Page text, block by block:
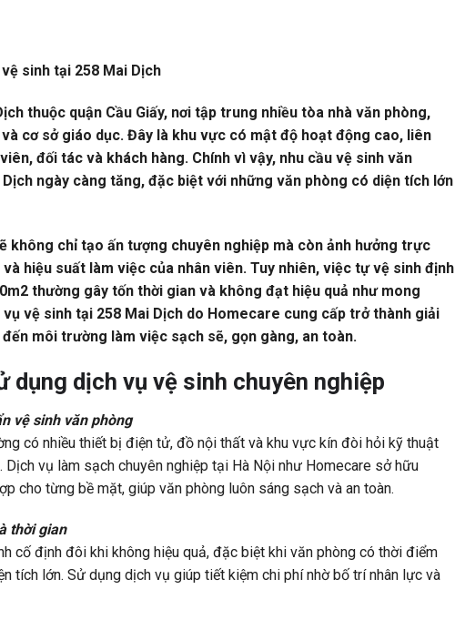
sinh tại 258 Mai Dịch
thuộc quận Cầu Giấy, nơi tập trung nhiều tòa nhà văn phòng,
cơ sở giáo dục. Đây là khu vực có mật độ hoạt động cao, liên
đối tác và khách hàng. Chính vì vậy, nhu cầu vệ sinh văn
ngày càng tăng, đặc biệt với những văn phòng có diện tích lớn
không chỉ tạo ấn tượng chuyên nghiệp mà còn ảnh hưởng trực
hiệu suất làm việc của nhân viên. Tuy nhiên, việc tự vệ sinh định
thường gây tốn thời gian và không đạt hiệu quả như mong
vụ vệ sinh tại 258 Mai Dịch do Homecare cung cấp trở thành giải
môi trường làm việc sạch sẽ, gọn gàng, an toàn.
dụng dịch vụ vệ sinh chuyên nghiệp
vệ sinh văn phòng
có nhiều thiết bị điện tử, đồ nội thất và khu vực kín đòi hỏi kỹ thuật
Dịch vụ làm sạch chuyên nghiệp tại Hà Nội như Homecare sở hữu
cho từng bề mặt, giúp văn phòng luôn sáng sạch và an toàn.
thời gian
cố định đôi khi không hiệu quả, đặc biệt khi văn phòng có thời điểm
tích lớn. Sử dụng dịch vụ giúp tiết kiệm chi phí nhờ bố trí nhân lực và